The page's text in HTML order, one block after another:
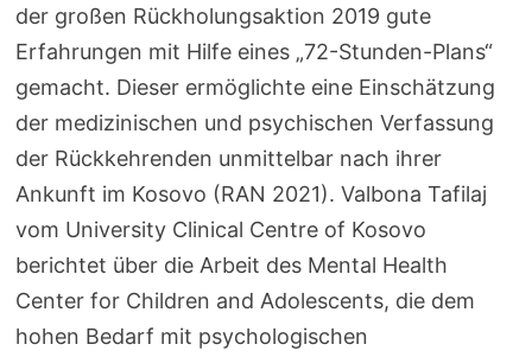
der großen Rückholungsaktion 2019 gute
Erfahrungen mit Hilfe eines „72-Stunden-Plans“
gemacht. Dieser ermöglichte eine Einschätzung
der medizinischen und psychischen Verfassung
der Rückkehrenden unmittelbar nach ihrer
Ankunft im Kosovo (RAN 2021). Valbona Tafilaj
vom University Clinical Centre of Kosovo
berichtet über die Arbeit des Mental Health
Center for Children and Adolescents, die dem
hohen Bedarf mit psychologischen